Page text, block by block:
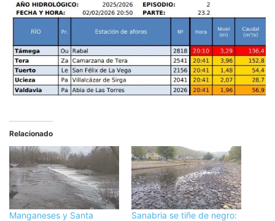
Relacionado
Manganeses y Santa
Sanabria se tiñe de negro: